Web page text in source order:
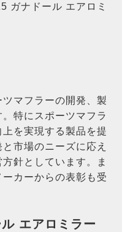
ガナドール エアロミ
マフラーの開発、製
特にスポーツマフラ
を実現する製品を提
市場のニーズに応え
針としています。ま
カーからの表彰も受
エアロミラー